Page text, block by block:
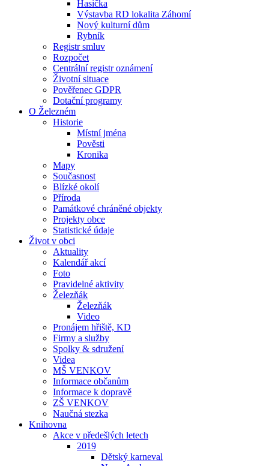
Hasička
Výstavba RD lokalita Záhomí
Nový kulturní dům
Rybník
Registr smluv
Rozpočet
Centrální registr oznámení
Životní situace
Pověřenec GDPR
Dotační programy
O Železném
Historie
Místní jména
Pověsti
Kronika
Mapy
Současnost
Blízké okolí
Příroda
Památkové chráněné objekty
Projekty obce
Statistické údaje
Život v obci
Aktuality
Kalendář akcí
Foto
Pravidelné aktivity
Železňák
Železňák
Video
Pronájem hřiště, KD
Firmy a služby
Spolky & sdružení
Videa
MŠ VENKOV
Informace občanům
Informace k dopravě
ZŠ VENKOV
Naučná stezka
Knihovna
Akce v předešlých letech
2019
Dětský karneval